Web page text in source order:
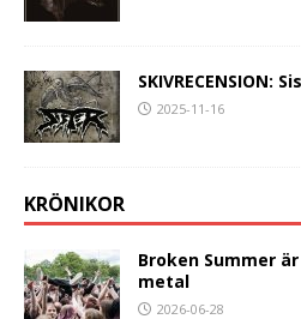
SKIVRECENSION:
2025-11-16
KRÖNIKOR
Broken Summer
metal
2026-06-28